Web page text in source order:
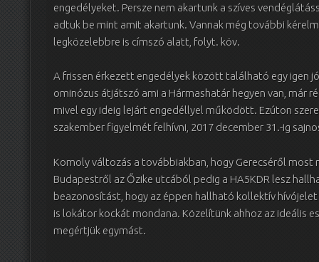
engedélyeket. Persze nem akartunk a szíves
adtuk be mint amit akartunk. Vannak még további
legközelebbre is címszó alatt, folyt. köv.
A frissen érkezett engedélyek között található egy igen
ominózus átjátszó ami a Hármashatár hegyen van, már
mivel egy ideig lejárt engedéllyel működött. Ezúton
szakember figyelmét felhívni, 2017 december 31.-ig
Komoly változás a továbbiakban, hogy Gerecséről most
Budapestről az Őzike utcából pedig a HA5KDR lesz
beazonosítást, hogy az éppen hallható kollektív
is lokátor kockát mondana. Közelítünk ahhoz az ideális
megértjük egymást.